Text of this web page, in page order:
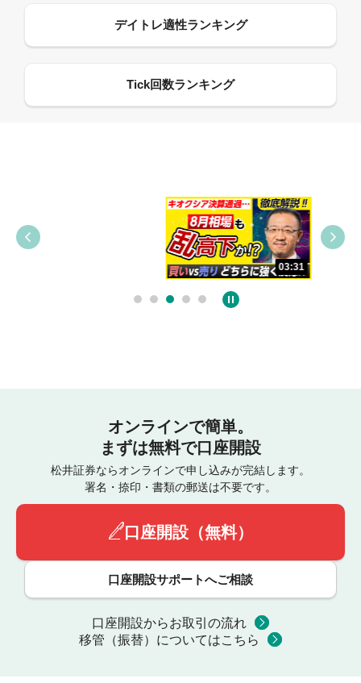
03:31
オンラインで簡単。
まずは無料で口座開設
松井証券ならオンラインで申し込みが完結します。
署名・捺印・書類の郵送は不要です。
口座開設（無料）
口座開設サポートへご相談
口座開設からお取引の流れ
移管（振替）についてはこちら